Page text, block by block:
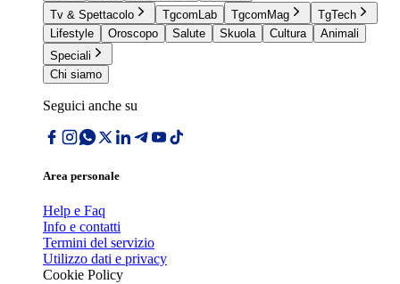
Tv & Spettacolo
TgcomLab TgcomMag
TgTech
Lifestyle
Oroscopo Salute Skuola Cultura
Animali
Speciali
Chi siamo
Seguici anche su
Area personale
Help e Faq
Info e contatti
Termini del servizio
Utilizzo dati e privacy
Cookie Policy